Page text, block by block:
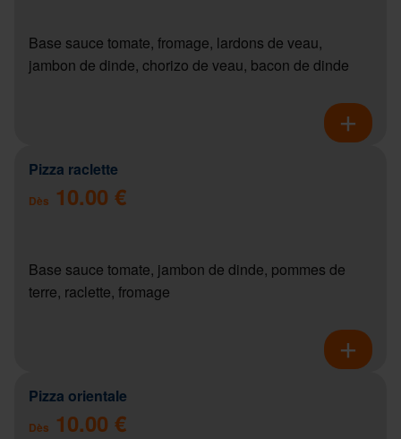
Base sauce tomate, fromage, lardons de veau,
jambon de dinde, chorizo de veau, bacon de dinde
Pizza raclette
Dès 10.00 €
Base sauce tomate, jambon de dinde, pommes de
terre, raclette, fromage
Pizza orientale
Dès 10.00 €